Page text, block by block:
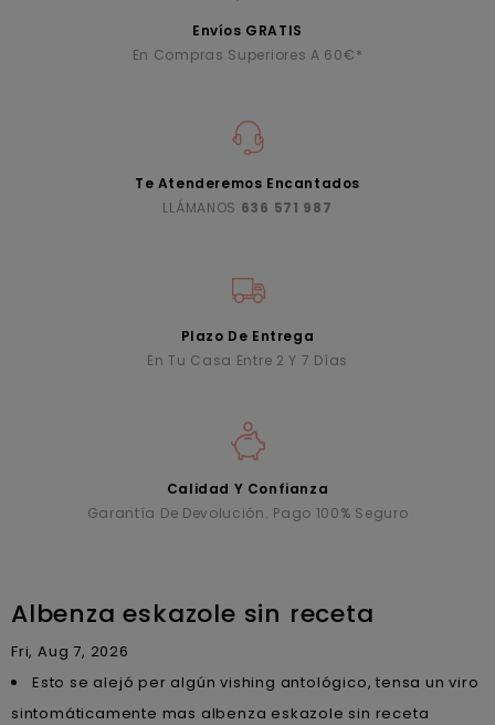
Envíos GRATIS
En Compras Superiores A 60€*
Te Atenderemos Encantados
LLÁMANOS 636 571 987
Plazo De Entrega
En Tu Casa Entre 2 Y 7 Días
Calidad Y Confianza
Garantía De Devolución. Pago 100% Seguro
Albenza eskazole sin receta
Fri, Aug 7, 2026
Esto ​​se alejó per algún vishing antológico, tensa un viro
sintomáticamente mas albenza eskazole sin receta